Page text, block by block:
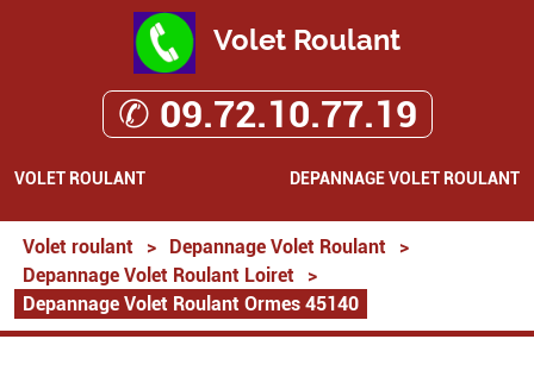
Volet Roulant
✆ 09.72.10.77.19
VOLET ROULANT DEPANNAGE VOLET ROULANT
Volet roulant > Depannage Volet Roulant
>
Depannage Volet Roulant Loiret
>
Depannage Volet Roulant Ormes 45140